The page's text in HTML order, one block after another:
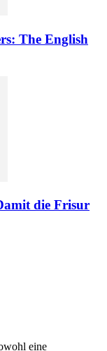
The English
die Frisur
eine